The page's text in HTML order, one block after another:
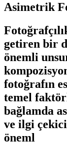
Asimetrik
getiren bir
önemli
fotoğrafın
temel
bağlamda
ve ilgi
öneml